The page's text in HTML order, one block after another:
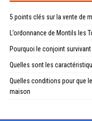
5 points clés sur la vente de
L’ordonnance de Montils les
Pourquoi le conjoint
Quelles sont les
Quelles conditions pour que
maison